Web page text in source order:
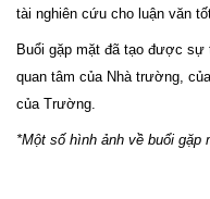
tài nghiên cứu cho luận văn
Buổi gặp mặt đã tạo được
quan tâm của Nhà trường,
của Trường.
*Một số hình ảnh về buổi gặp